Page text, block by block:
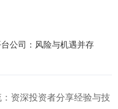
公司：风险与机遇并存
资深投资者分享经验与技